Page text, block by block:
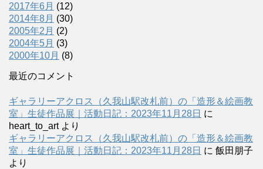
2017年6月 (12)
2014年8月 (30)
2005年2月 (2)
2004年5月 (3)
2000年10月 (8)
最近のコメント
ギャラリーアクロス（久我山駅改札前）の「造形＆絵画教
室」生徒作品展｜活動日記：2023年11月28日 に
heart_to_artより
ギャラリーアクロス（久我山駅改札前）の「造形＆絵画教
室」生徒作品展｜活動日記：2023年11月28日 に 飯田朋子
より